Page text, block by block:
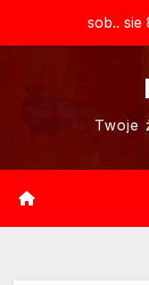
sob.. sie
Twoje